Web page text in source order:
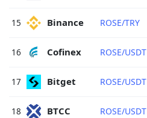
15 Binance ROSE/TRY
16 Cofinex ROSE/USDT
17 Bitget ROSE/USDT
18 BTCC ROSE/USDT